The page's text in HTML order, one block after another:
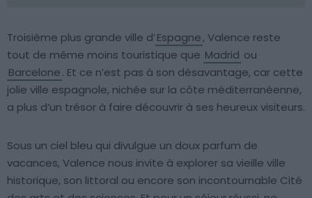
Troisième plus grande ville d’Espagne, Valence reste
tout de même moins touristique que Madrid ou
Barcelone. Et ce n’est pas à son désavantage, car cette
jolie ville espagnole, nichée sur la côte méditerranéenne,
a plus d’un trésor à faire découvrir à ses heureux visiteurs.
Sous un ciel bleu qui divulgue un doux parfum de
vacances, Valence nous invite à explorer sa vieille ville
historique, son littoral ou encore son incontournable Cité